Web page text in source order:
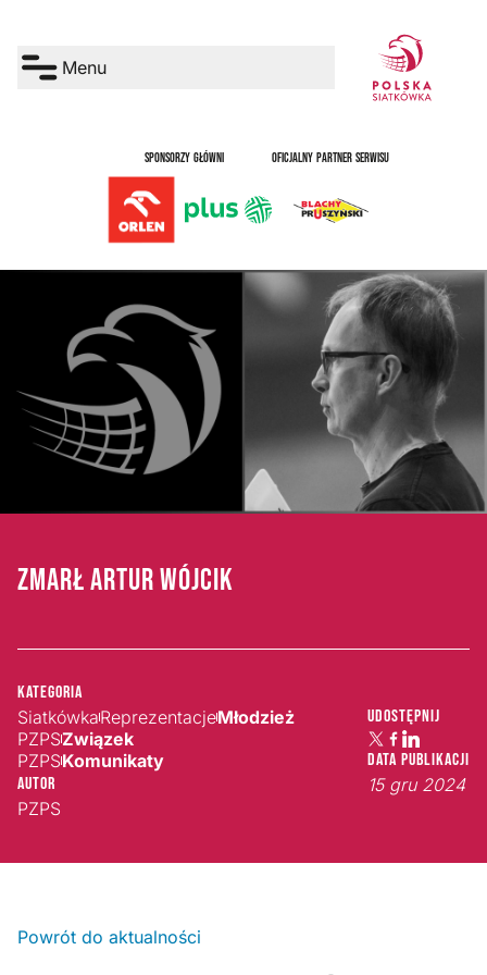
Menu
SPONSORZY GŁÓWNI OFICJALNY PARTNER SERWISU
ZMARŁ ARTUR WÓJCIK
Kategoria
SiatkówkaReprezentacjeMłodzież
PZPSZwiązek
PZPSKomunikaty
Autor
PZPS
Udostępnij
Data publikacji
15 gru 2024
Powrót do aktualności